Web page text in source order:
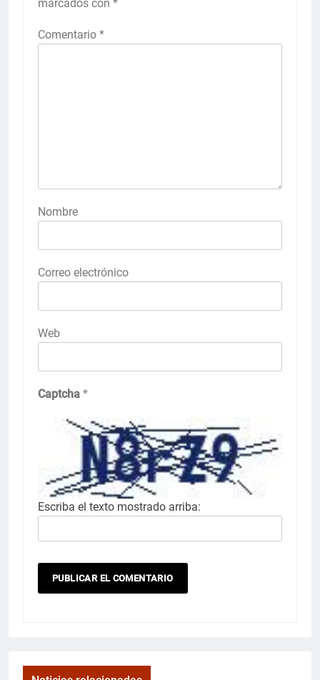
marcados con *
Comentario *
Nombre
Correo electrónico
Web
Captcha *
Escriba el texto mostrado arriba: